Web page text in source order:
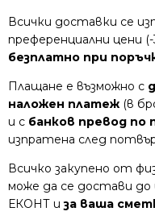
Всички доставки се
преференциални цени
безплатно при
Плащане е възможно с
наложен платеж (в
и с банков превод по
изпратена след
Всичко закупено от
може да се достави до
ЕКОНТ иза ваша